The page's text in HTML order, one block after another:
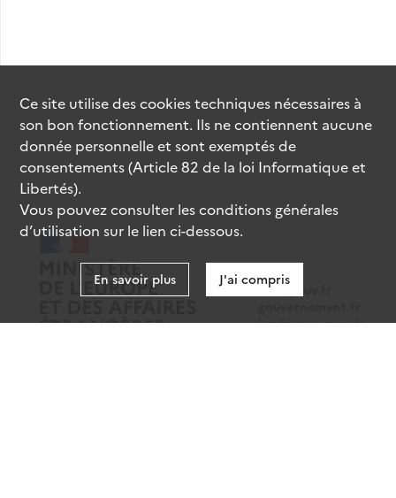
data.gouv.fr
legifrance.gouv.fr
Ce site utilise descookiestechniques nécessaires à
son bon fonctionnement. Ils ne contiennent aucune
donnée personnelle et sont exemptés de
consentements (Article 82 de la loi Informatique et
Libertés).
Vous pouvez consulter les conditions générales
d’utilisation sur le lien ci-dessous.
En savoir plus J'ai compris